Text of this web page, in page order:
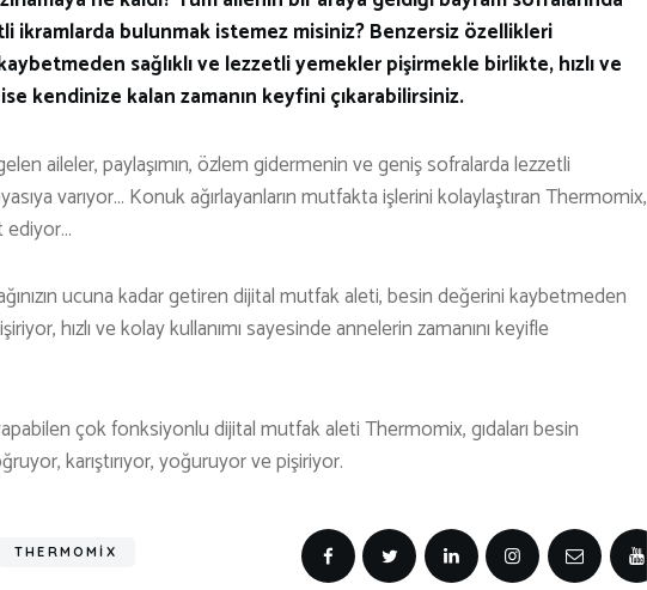
ikramlarda bulunmak istemez misiniz? Benzersiz özellikleri
sağlıklı ve lezzetli yemekler pişirmekle birlikte, hızlı ve
kendinize kalan zamanın keyfini çıkarabilirsiniz.
aileler, paylaşımın, özlem gidermenin ve geniş sofralarda lezzetli
varıyor… Konuk ağırlayanların mutfakta işlerini kolaylaştıran Thermomix,
ediyor…
ucuna kadar getiren dijital mutfak aleti, besin değerini kaybetmeden
hızlı ve kolay kullanımı sayesinde annelerin zamanını keyifle
çok fonksiyonlu dijital mutfak aleti Thermomix, gıdaları besin
karıştırıyor, yoğuruyor ve pişiriyor.
THERMOMIX